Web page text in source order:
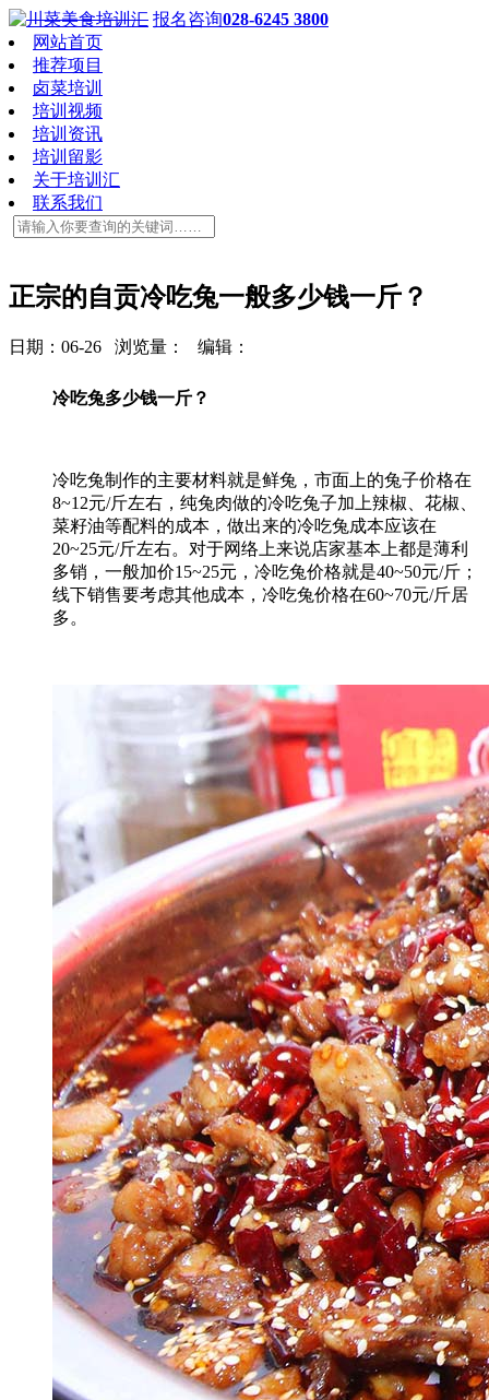
报名咨询028-6245 3800
网站首页
推荐项目
卤菜培训
培训视频
培训资讯
培训留影
关于培训汇
联系我们
正宗的自贡冷吃兔一般多少钱一斤？
日期：06-26 浏览量： 编辑：
冷吃兔多少钱一斤？
冷吃兔制作的主要材料就是鲜兔，市面上的兔子价格在
8~12元/斤左右，纯兔肉做的冷吃兔子加上辣椒、花椒、
菜籽油等配料的成本，做出来的冷吃兔成本应该在
20~25元/斤左右。对于网络上来说店家基本上都是薄利
多销，一般加价15~25元，冷吃兔价格就是40~50元/斤；
线下销售要考虑其他成本，冷吃兔价格在60~70元/斤居
多。